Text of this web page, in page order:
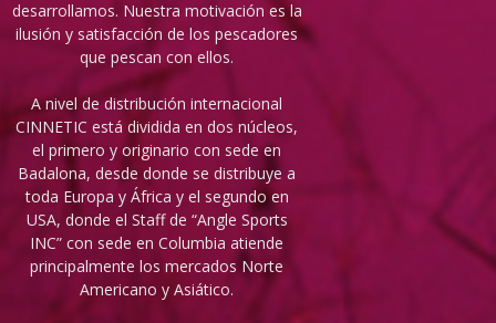
desarrollamos. Nuestra motivación es la
ilusión y satisfacción de los pescadores
que pescan con ellos.
A nivel de distribución internacional
CINNETIC está dividida en dos núcleos,
el primero y originario con sede en
Badalona, desde donde se distribuye a
toda Europa y África y el segundo en
USA, donde el Staff de “Angle Sports
INC” con sede en Columbia atiende
principalmente los mercados Norte
Americano y Asiático.